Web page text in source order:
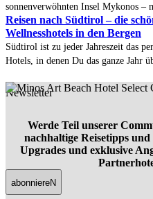
sonnenverwöhnten Insel Mykonos –
an dem alles ein wenig ruhiger ist.
Reisen nach Südtirol – die
Wellnesshotels in den Bergen
Südtirol ist zu jeder Jahreszeit das
Hotels, in denen Du das ganze Jahr
Newsletter
Werde Teil unserer
nachhaltige Reisetipps
Upgrades und exklusive
abonniereN